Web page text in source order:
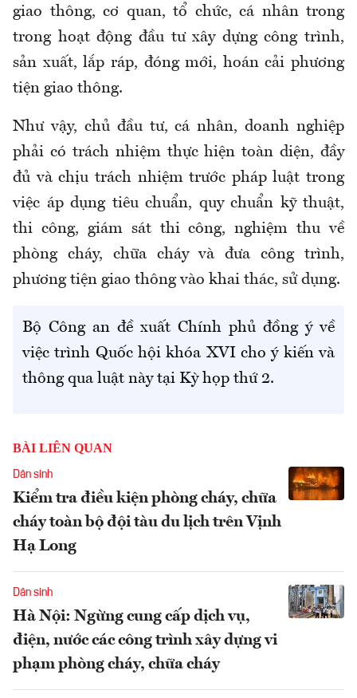
giao thông, cơ quan, tổ chức, cá nhân trong
trong hoạt động đầu tư xây dựng công trình,
sản xuất, lắp ráp, đóng mới, hoán cải phương
tiện giao thông.
Như vậy, chủ đầu tư, cá nhân, doanh nghiệp
phải có trách nhiệm thực hiện toàn diện, đầy
đủ và chịu trách nhiệm trước pháp luật trong
việc áp dụng tiêu chuẩn, quy chuẩn kỹ thuật,
thi công, giám sát thi công, nghiệm thu về
phòng cháy, chữa cháy và đưa công trình,
phương tiện giao thông vào khai thác, sử dụng.
Bộ Công an đề xuất Chính phủ đồng ý về
việc trình Quốc hội khóa XVI cho ý kiến và
thông qua luật này tại Kỳ họp thứ 2.
BÀI LIÊN QUAN
Dân sinh
Kiểm tra điều kiện phòng cháy, chữa
cháy toàn bộ đội tàu du lịch trên Vịnh
Hạ Long
Dân sinh
Hà Nội: Ngừng cung cấp dịch vụ,
điện, nước các công trình xây dựng vi
phạm phòng cháy, chữa cháy